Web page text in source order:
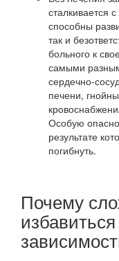
сталкивается
способны
так и
больного к
самыми
сердечно-
печени,
Особую
результате
погибнуть.
Почему